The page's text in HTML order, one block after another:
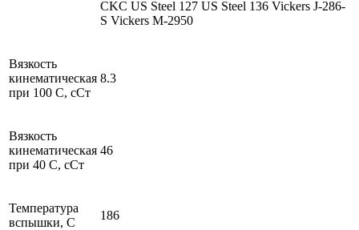
CKC US Steel 127 US Steel 136 Vickers J-286-
S Vickers M-2950
Вязкость
кинематическая
при 100 С, сСт
8.3
Вязкость
кинематическая
при 40 С, сСт
46
Температура
вспышки, С
186